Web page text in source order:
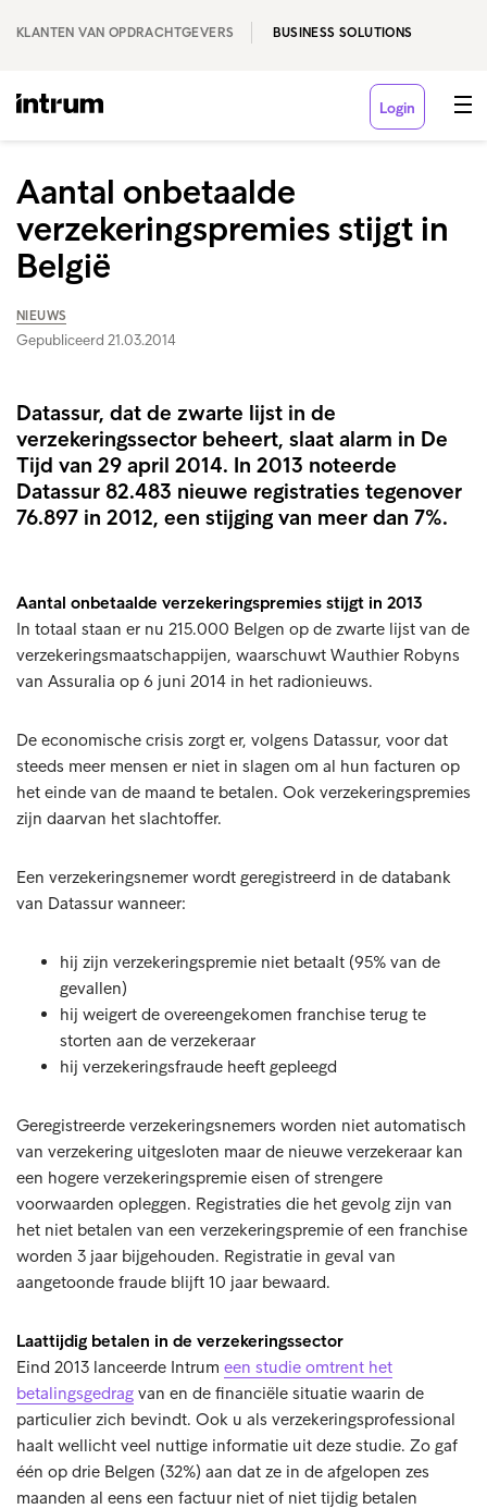
KLANTEN VAN OPDRACHTGEVERS BUSINESS SOLUTIONS
Login
Aantal onbetaalde
verzekeringspremies stijgt in
België
NIEUWS
Gepubliceerd 21.03.2014
Datassur, dat de zwarte lijst in de
verzekeringssector beheert, slaat alarm in De
Tijd van 29 april 2014. In 2013 noteerde
Datassur 82.483 nieuwe registraties tegenover
76.897 in 2012, een stijging van meer dan 7%.
Aantal onbetaalde verzekeringspremies stijgt in 2013
In totaal staan er nu 215.000 Belgen op de zwarte lijst van de
verzekeringsmaatschappijen, waarschuwt Wauthier Robyns
van Assuralia op 6 juni 2014 in het radionieuws.
De economische crisis zorgt er, volgens Datassur, voor dat
steeds meer mensen er niet in slagen om al hun facturen op
het einde van de maand te betalen. Ook verzekeringspremies
zijn daarvan het slachtoffer.
Een verzekeringsnemer wordt geregistreerd in de databank
van Datassur wanneer:
hij zijn verzekeringspremie niet betaalt (95% van de
gevallen)
hij weigert de overeengekomen franchise terug te
storten aan de verzekeraar
hij verzekeringsfraude heeft gepleegd
Geregistreerde verzekeringsnemers worden niet automatisch
van verzekering uitgesloten maar de nieuwe verzekeraar kan
een hogere verzekeringspremie eisen of strengere
voorwaarden opleggen. Registraties die het gevolg zijn van
het niet betalen van een verzekeringspremie of een franchise
worden 3 jaar bijgehouden. Registratie in geval van
aangetoonde fraude blijft 10 jaar bewaard.
Laattijdig betalen in de verzekeringssector
Eind 2013 lanceerde Intrum een studie omtrent het
betalingsgedrag van en de financiële situatie waarin de
particulier zich bevindt. Ook u als verzekeringsprofessional
haalt wellicht veel nuttige informatie uit deze studie. Zo gaf
één op drie Belgen (32%) aan dat ze in de afgelopen zes
maanden al eens een factuur niet of niet tijdig betalen